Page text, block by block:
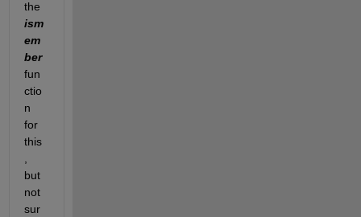
ism
em
ber
fun
ctio
n
for
this
but
not
sur